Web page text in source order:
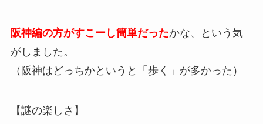
阪神編の方がすこーし簡単だったかな、という気
がしました。
（阪神はどっちかというと「歩く」が多かった）
【謎の楽しさ】